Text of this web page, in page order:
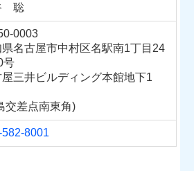
聡
0003
名古屋市中村区名駅南1丁目24
号
三井ビルディング本館地下1
交差点南東角)
8001